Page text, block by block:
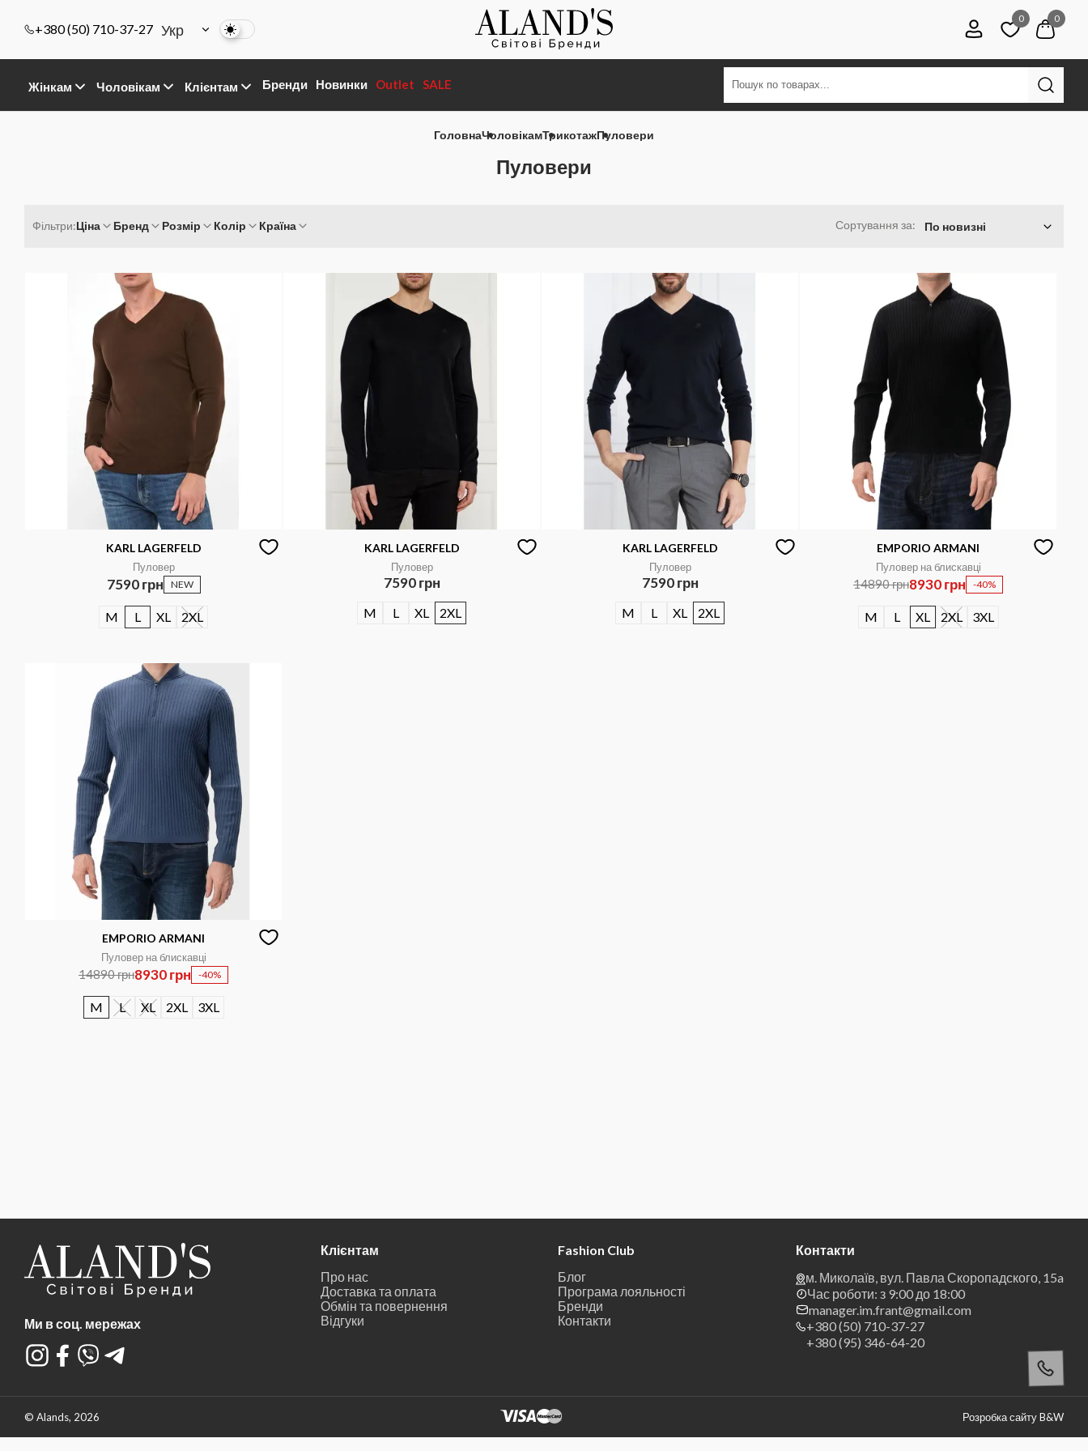
+380 (50) 710-37-27 Укр
0 0
Жінкам Чоловікам Клієнтам Бренди Новинки Outlet SALE
ГоловнаЧоловікамТрикотажПуловери
Пуловери
Фільтри:Ціна Бренд Розмір Колір Країна Сортування за: По новизні
KARL LAGERFELD
Пуловер
7590 грн NEW
M L XL 2XL
KARL LAGERFELD
Пуловер
7590 грн
M L XL 2XL
KARL LAGERFELD
Пуловер
7590 грн
M L XL 2XL
EMPORIO ARMANI
Пуловер на блискавці
14890 грн8930 грн -40%
M L XL 2XL 3XL
EMPORIO ARMANI
Пуловер на блискавці
14890 грн8930 грн -40%
M L XL 2XL 3XL
Ми в соц. мережах
Клієнтам
Про нас
Доставка та оплата
Обмін та повернення
Відгуки
Fashion Club
Блог
Програма лояльності
Бренди
Контакти
Контакти
м. Миколаїв, вул. Павла Скоропадского, 15a
Час роботи: з 9:00 до 18:00
manager.im.frant@gmail.com
+380 (50) 710-37-27
+380 (95) 346-64-20
© Alands, 2026 Розробка сайту B&W